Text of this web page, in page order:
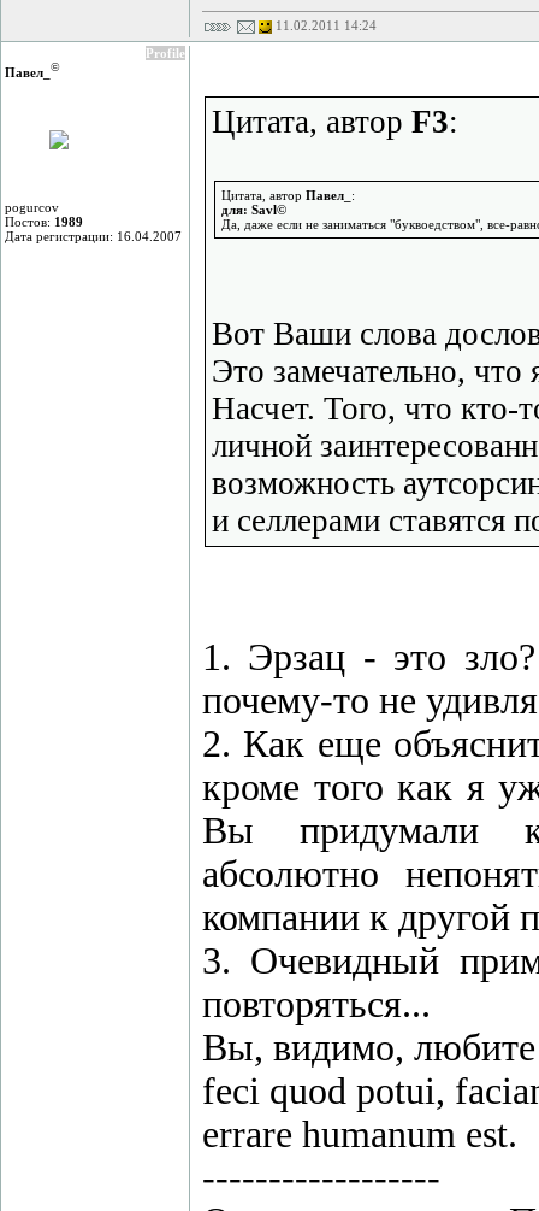
11.02.2011 14:24
Profile
Павел_ ©
pogurcov
Постов: 1989
Дата регистрации: 16.04.2007
Цитата, автор F3:
Цитата, автор Павел_ :
для: Savl©
Да, даже если не заниматься "буквоедством", все-
Вот Ваши слова
Это замечательно,
Насчет. Того, что кто-
личной
возможность
и селлерами ставятся
1. Эрзац - это
почему-то не
2. Как еще
кроме того как я
Вы придумали
абсолютно
компании к другой
3. Очевидный
повторяться...
Вы, видимо,
feci quod potui,
errare humanum est.
------------------